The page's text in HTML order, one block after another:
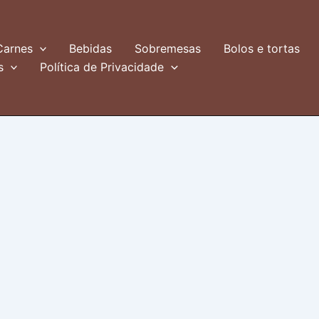
Bebidas Sobremesas
Bolos e tortas
Política de Privacidade